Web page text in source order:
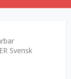
Svensk